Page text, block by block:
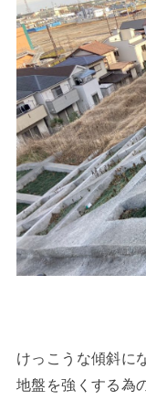
けっこうな傾斜に
地盤を強くする為